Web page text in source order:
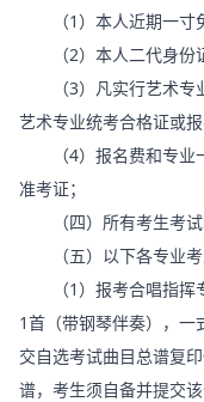
（1）本人近期一寸免
（2）本人二代身份证
（3）凡实行艺术专
艺术专业统考合格证或报
（4）报名费和专业
准考证；
（四）所有考生考试
（五）以下各专业考
（1）报考合唱指挥
1首（带钢琴伴奏），一
交自选考试曲目总谱复
谱，考生须自备并提交